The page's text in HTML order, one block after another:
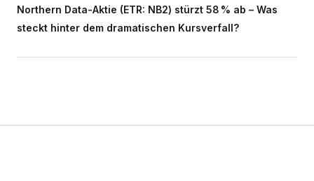
Northern Data-Aktie (ETR: NB2) stürzt 58 % ab – Was
steckt hinter dem dramatischen Kursverfall?